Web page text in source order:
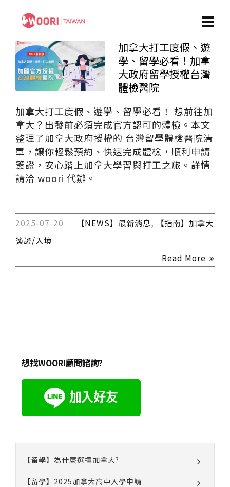
加拿大打工度假、遊
學、留學必看！加拿
大政府留學授權台灣
體檢醫院
加拿大打工度假、遊學、留學必看！ 想前往加
拿大？出發前必須完成官方認可的體檢。本文
整理了加拿大政府授權的 台灣留學體檢醫院清
單，讓你輕鬆預約、快速完成體檢，順利申請
簽證，安心踏上加拿大學習與打工之旅。詳情
請洽 woori 代辦。
2025-07-20 【NEWS】最新消息,
【指南】加拿大
簽證/入境
Read More
想找WOORI顧問諮詢?
【留學】為什麼選擇加拿大?
【留學】2025加拿大高中入學申請